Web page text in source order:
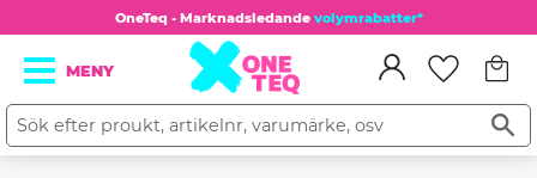
Meny
OneTeq - Marknadsledande volymrabatter*